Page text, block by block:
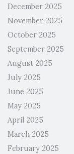
December 2025
November 2025
October 2025
September 2025
August 2025
July 2025
June 2025
May 2025
April 2025
March 2025
February 2025